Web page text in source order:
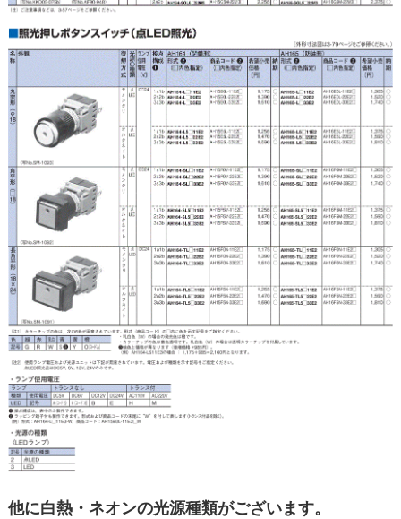
他に白熱・ネオンの光源種類がございます。